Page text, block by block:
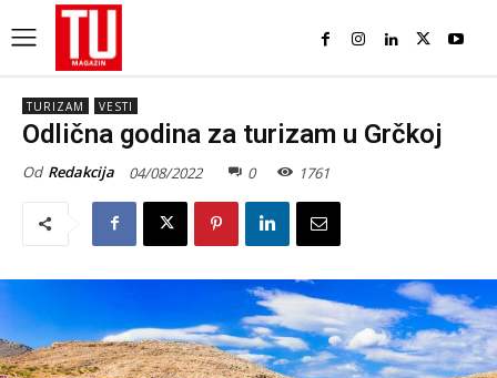
TURIZAM VESTI
Odlična godina za turizam u Grčkoj
Od Redakcija 04/08/2022 0 1761